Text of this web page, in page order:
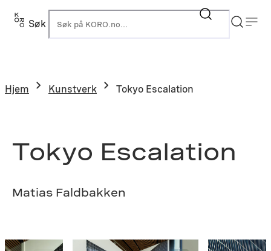
Hopp
Søk
Hjem Kunstverk Tokyo Escalation
Tokyo Escalation
Matias Faldbakken